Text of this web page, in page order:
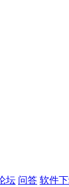
坛 问答 软件